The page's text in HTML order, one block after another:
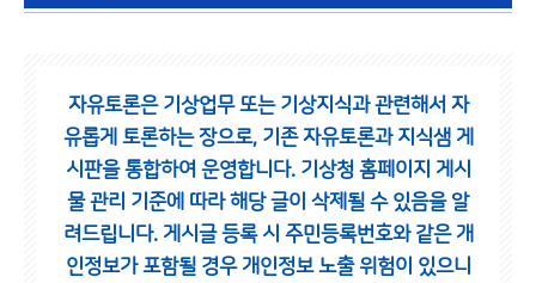
자유토론은 기상업무 또는 기상지식과 관련해서 자
유롭게 토론하는 장으로, 기존 자유토론과 지식샘 게
시판을 통합하여 운영합니다. 기상청 홈페이지 게시
물 관리 기준에 따라 해당 글이 삭제될 수 있음을 알
려드립니다. 게시글 등록 시 주민등록번호와 같은 개
인정보가 포함될 경우 개인정보 노출 위험이 있으니